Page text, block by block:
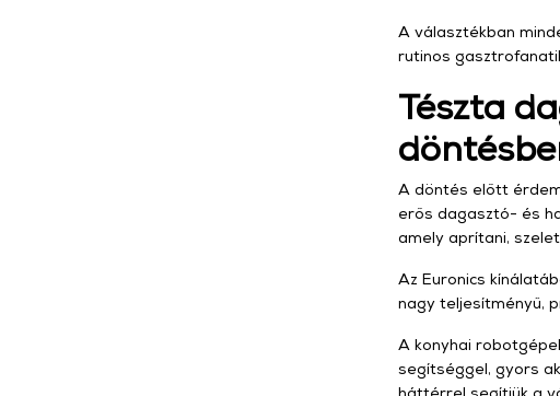
A választékban
rutinos
Tészta
A döntés előtt
erős dagasztó- és
amely aprítani,
Az Euronics
nagy teljesítményű,
A konyhai
segítséggel, gyors
háttérrel segítjük a